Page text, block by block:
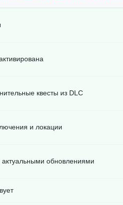
квесты из DLC
и локации
обновлениями